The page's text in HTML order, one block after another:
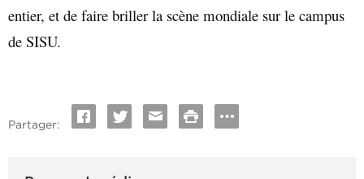
entier, et de faire briller la scène mondiale sur le campus
de SISU.
Partager: